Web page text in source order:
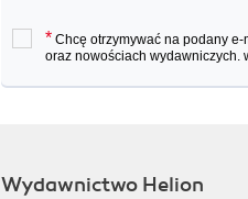
* Chcę otrzymywać na podany
oraz nowościach wydawniczych.
Wydawnictwo Helion